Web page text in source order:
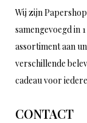
Wij zijn
samengevoegd in
assortiment aan
verschillende
cadeau voor
CONTACT